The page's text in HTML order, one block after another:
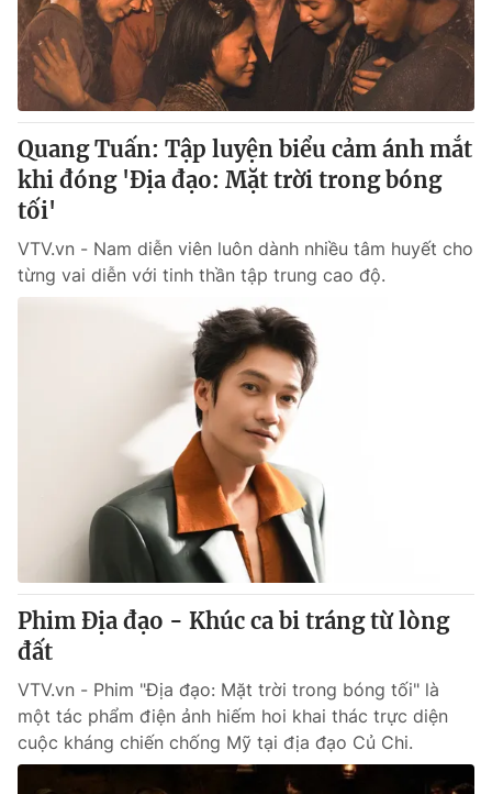
Quang Tuấn: Tập luyện biểu cảm ánh mắt
khi đóng 'Địa đạo: Mặt trời trong bóng
tối'
VTV.vn - Nam diễn viên luôn dành nhiều tâm huyết cho
từng vai diễn với tinh thần tập trung cao độ.
Phim Địa đạo - Khúc ca bi tráng từ lòng
đất
VTV.vn - Phim "Địa đạo: Mặt trời trong bóng tối" là
một tác phẩm điện ảnh hiếm hoi khai thác trực diện
cuộc kháng chiến chống Mỹ tại địa đạo Củ Chi.